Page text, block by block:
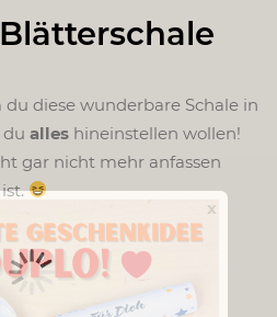
x
diese wunderbare Schale in
du alles hineinstellen wollen!
gar nicht mehr anfassen
ist.